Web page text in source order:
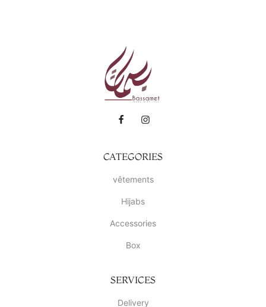
CATEGORIES
vêtements
Hijabs
Accessories
Box
SERVICES
Delivery